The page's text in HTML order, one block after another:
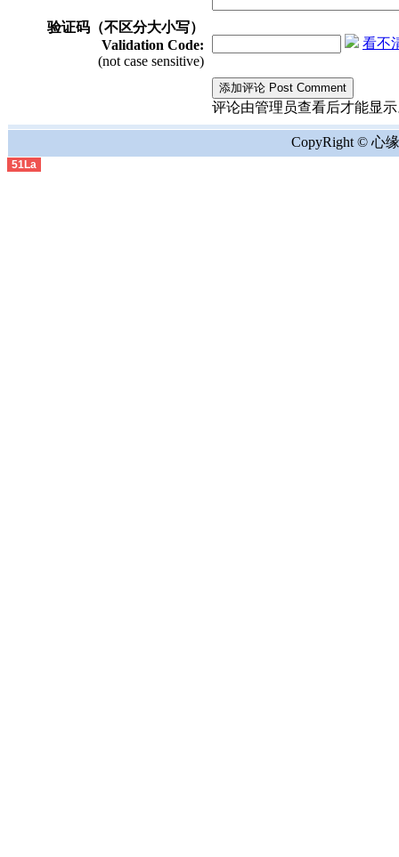
验证码（不区分大小写）
Validation Code:
(not case sensitive)
看不
评论由管理员查看后才能显示
CopyRight © 心
51La